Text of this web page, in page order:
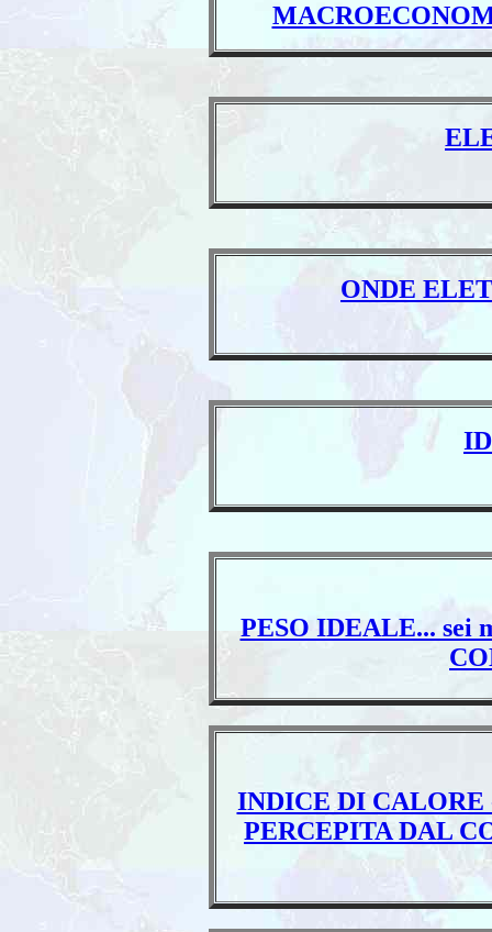
ONDE
PESO IDEALE... sei
INDICE DI
PERCEPITA DAL